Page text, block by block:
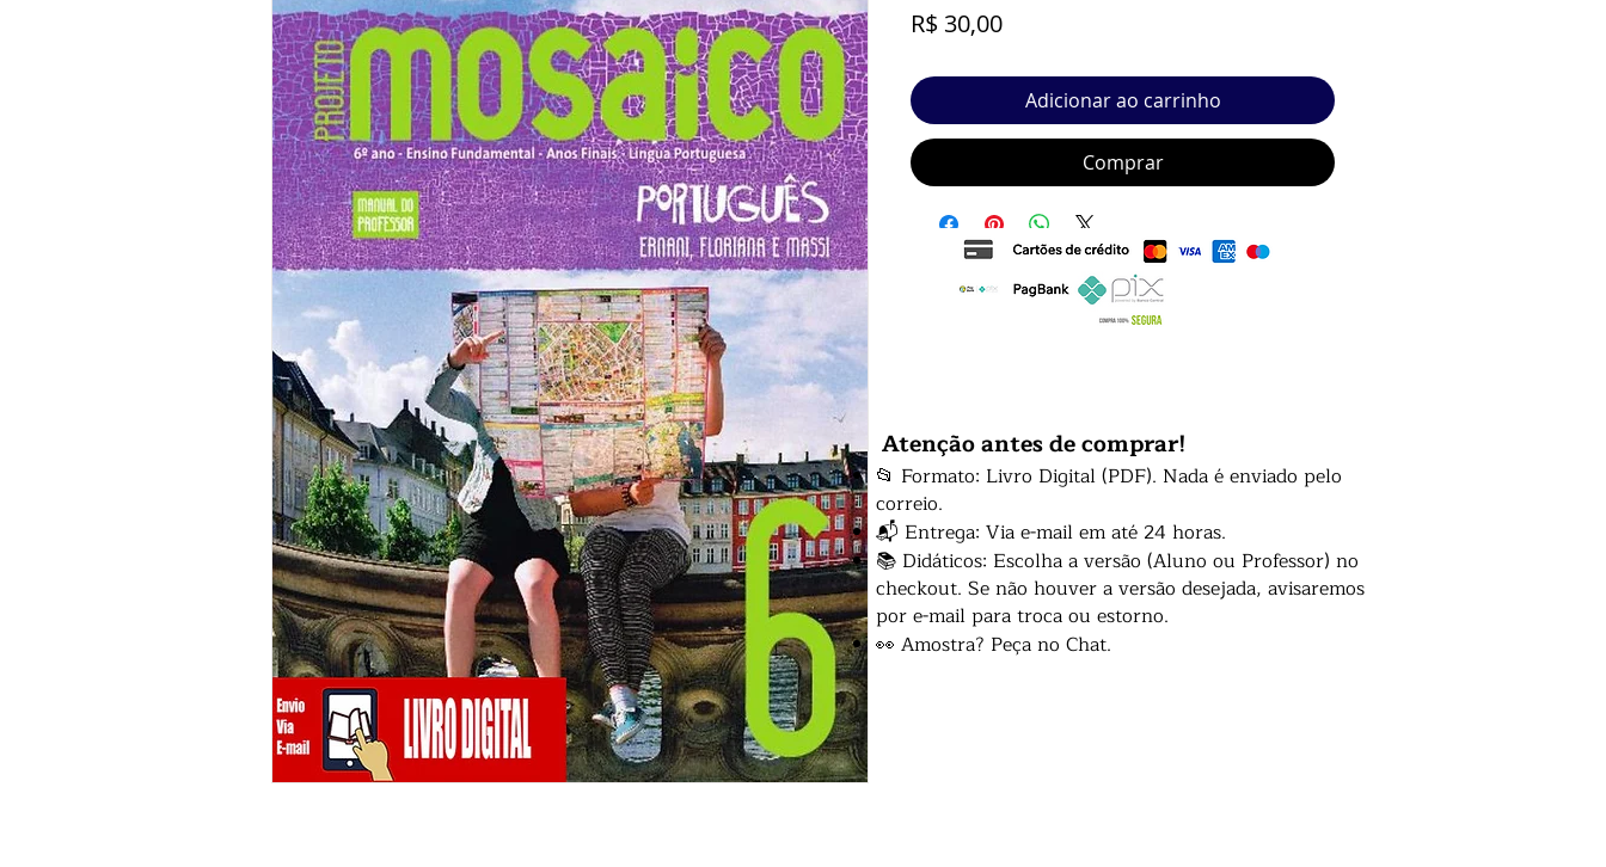
R$ 30,00Preço
Adicionar ao carrinho
Comprar
Atenção antes de comprar!
📂 Formato: Livro Digital (PDF). Nada é enviado pelo
correio.
📬 Entrega: Via e-mail em até 24 horas.
📚 Didáticos: Escolha a versão (Aluno ou Professor) no
checkout. Se não houver a versão desejada, avisaremos
por e-mail para troca ou estorno.
👀 Amostra? Peça no Chat.